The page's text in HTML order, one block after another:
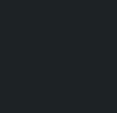
पक्राउ गरी
सालका